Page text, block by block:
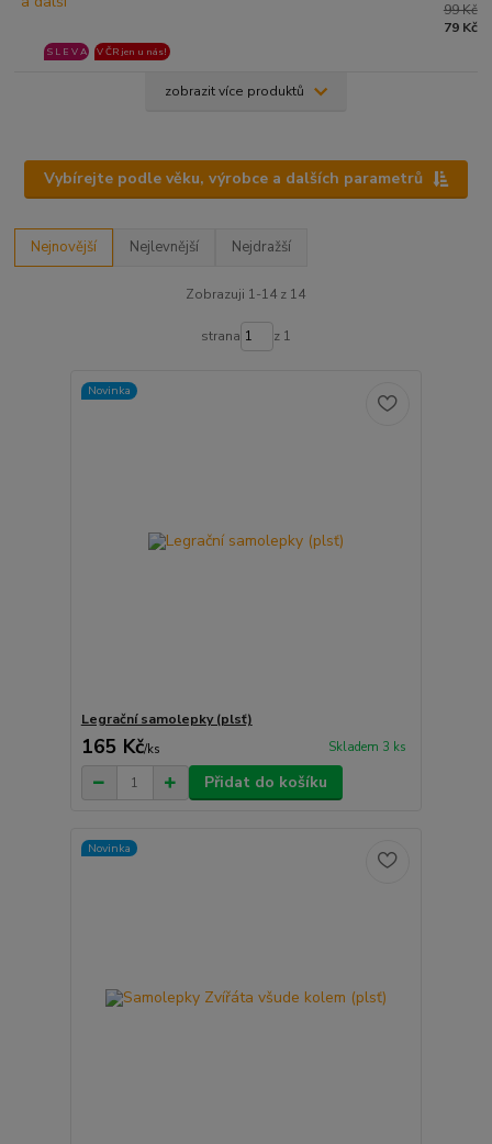
S L E V A V ČR jen u nás!
99 Kč
79 Kč
zobrazit více produktů
Vybírejte podle věku, výrobce a dalších parametrů
Nejnovější Nejlevnější Nejdražší
Zobrazuji 1-14 z 14
strana z 1
Novinka
Legrační samolepky (plsť)
165 Kč/ks Skladem 3 ks
Přidat do košíku
Novinka